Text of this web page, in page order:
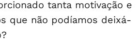
tanta motivação e
que não podíamos deixá-